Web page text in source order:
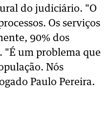
do judiciário. "O
Os serviços
90% dos
"É um problema que
Nós
Paulo Pereira.